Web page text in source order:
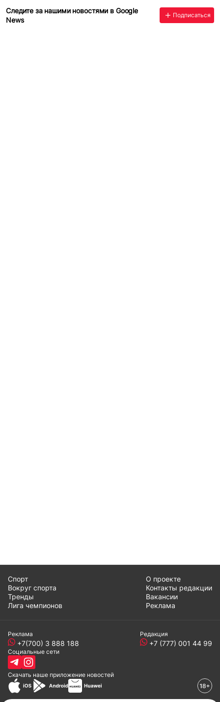
Следите за нашими новостями в Google
News
Подписаться
Спорт
Вокруг спорта
Тренды
Лига чемпионов
О проекте
Контакты редакции
Вакансии
Реклама
Реклама
+7(700) 3 888 188
Редакция
+7 (777) 001 44 99
Социальные сети
Скачать наше приложение новостей